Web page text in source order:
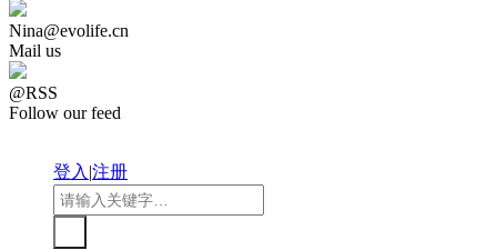
Nina@evolife.cn
Mail us
@RSS
Follow our feed
登入|注册